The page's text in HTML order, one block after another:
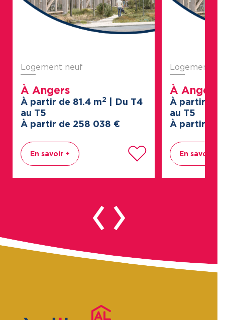
Logement neuf
À Angers
À partir de 81.4 m2
| Du T4
au T5
À partir de 258 038 €
En savoir +
Logement
À Angers
À partir de
au T5
À partir de
En savoir +